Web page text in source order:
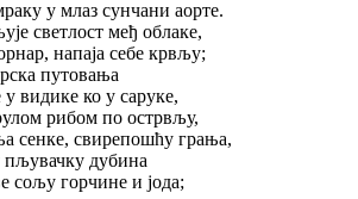
у млаз сунчани аорте.
светлост међ облаке,
напаја себе крвљу;
путовања
у видике ко у саруке,
рибом по острвљу,
сенке, свирепошћу грања,
дубина
сољу горчине и јода;